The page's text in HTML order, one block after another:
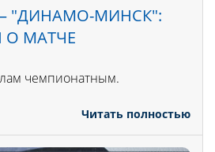
"ДИНАМО-МИНСК":
МАТЧЕ
чемпионатным.
Читать полностью